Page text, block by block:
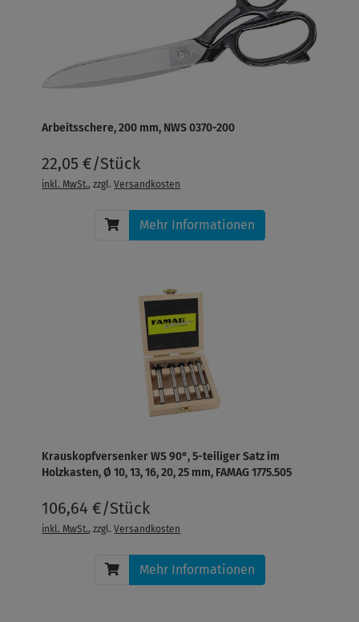
Arbeitsschere, 200 mm, NWS 0370-200
22,05 €/Stück
inkl. MwSt., zzgl.Versandkosten
Mehr Informationen
Krauskopfversenker WS 90°, 5-teiliger Satz im
Holzkasten, Ø 10, 13, 16, 20, 25 mm, FAMAG 1775.505
106,64 €/Stück
inkl. MwSt., zzgl.Versandkosten
Mehr Informationen